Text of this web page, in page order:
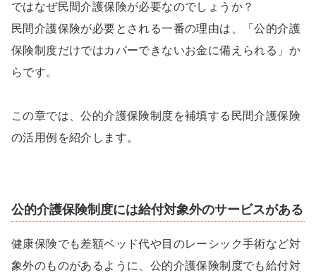
ではなぜ民間介護保険が必要なのでしょうか？
民間介護保険が必要とされる一番の理由は、「公的介護
保険制度だけではカバーできないお金に備えられる」か
らです。
この章では、公的介護保険制度を補填する民間介護保険
の活用例を紹介します。
公的介護保険制度には給付対象外のサービスがある
健康保険でも差額ベッド代や目のレーシック手術など対
象外のものがあるように、公的介護保険制度でも給付対